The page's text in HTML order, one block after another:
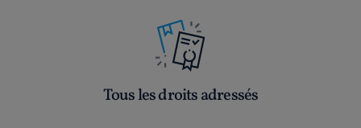
Tous les droits adressés